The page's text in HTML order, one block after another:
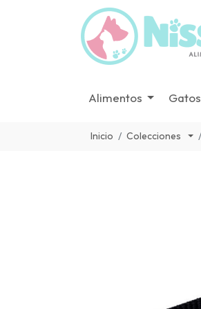
Alimentos Gatos
Inicio Colecciones